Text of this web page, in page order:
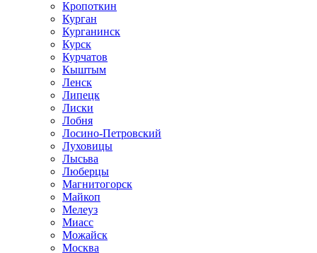
Кропоткин
Курган
Курганинск
Курск
Курчатов
Кыштым
Ленск
Липецк
Лиски
Лобня
Лосино-Петровский
Луховицы
Лысьва
Люберцы
Магнитогорск
Майкоп
Мелеуз
Миасс
Можайск
Москва